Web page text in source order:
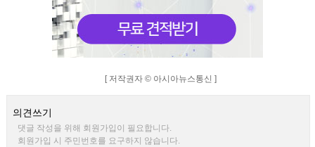
[ 저작권자 © 아시아뉴스통신 ]
의견쓰기
댓글 작성을 위해 회원가입이 필요합니다.
회원가입 시 주민번호를 요구하지 않습니다.